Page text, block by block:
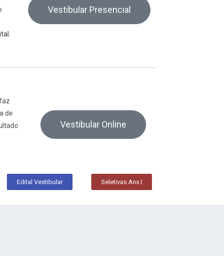
Vestibular Presencial
de
Vestibular Online
Edital Vestibular Seletivas Anx.I